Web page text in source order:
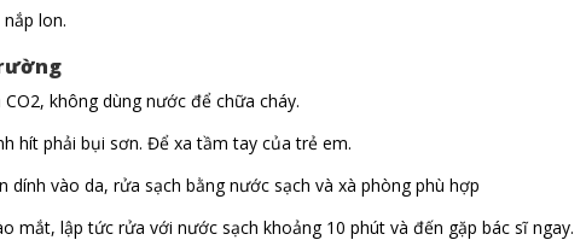
lon.
không dùng nước để chữa cháy.
hít phải bụi sơn. Để xa tầm tay của trẻ em.
vào da, rửa sạch bằng nước sạch và xà phòng phù hợp
mắt, lập tức rửa với nước sạch khoảng 10 phút và đến gặp bác sĩ ngay.